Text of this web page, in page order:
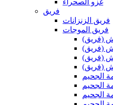
غزو الصحراء
فريق
فريق الزنزانات
فريق الموجات